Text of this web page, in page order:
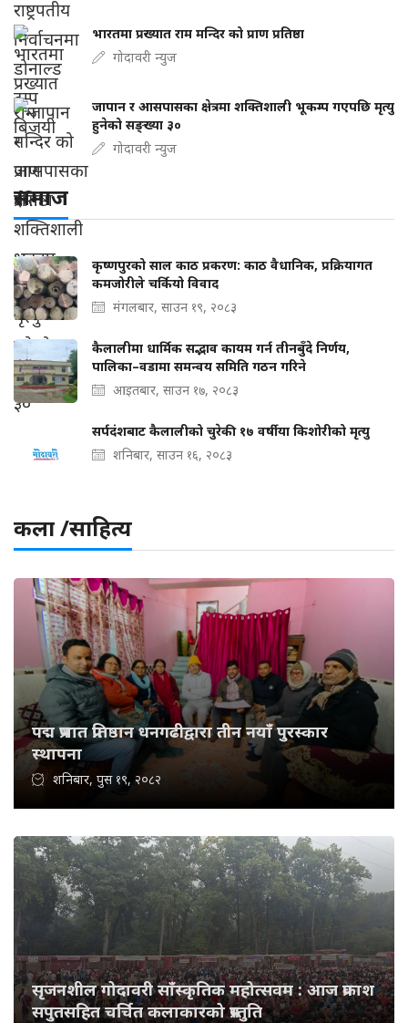
भारतमा प्रख्यात राम मन्दिर को प्राण प्रतिष्ठा
गोदावरी न्युज
जापान र आसपासका क्षेत्रमा शक्तिशाली भूकम्प गएपछि मृत्यु
हुनेको सङ्ख्या ३०
गोदावरी न्युज
समाज
कृष्णपुरको साल काठ प्रकरण: काठ वैधानिक, प्रक्रियागत
कमजोरीले चर्कियो विवाद
मंगलबार, साउन १९, २०८३
कैलालीमा धार्मिक सद्भाव कायम गर्न तीनबुँदे निर्णय,
पालिका–वडामा समन्वय समिति गठन गरिने
आइतबार, साउन १७, २०८३
सर्पदंशबाट कैलालीको चुरेकी १७ वर्षीया किशोरीको मृत्यु
शनिबार, साउन १६, २०८३
कला /साहित्य
पद्म प्रभात प्रतिष्ठान धनगढीद्वारा तीन नयाँ पुरस्कार
स्थापना
शनिबार, पुस १९, २०८२
सृजनशील गोदावरी साँस्कृतिक महोत्सवम : आज प्रकाश
सपुतसहित चर्चित कलाकारको प्रस्तुति